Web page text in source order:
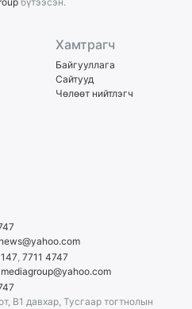
Хамтрагч
Байгууллага
Сайтууд
Чөлөөт нийтлэгч
7711 4747
B1 давхар, Тусгаар тогтнолын